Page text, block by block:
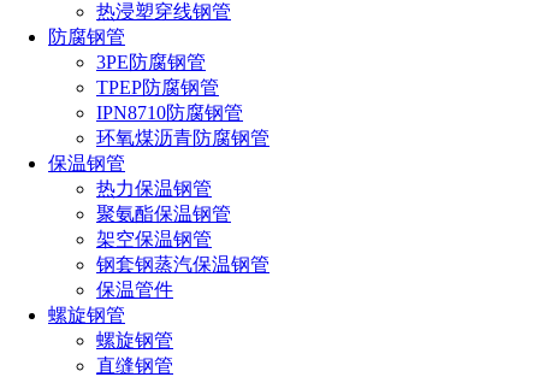
热浸塑穿线钢管
防腐钢管
3PE防腐钢管
TPEP防腐钢管
IPN8710防腐钢管
环氧煤沥青防腐钢管
保温钢管
热力保温钢管
聚氨酯保温钢管
架空保温钢管
钢套钢蒸汽保温钢管
保温管件
螺旋钢管
螺旋钢管
直缝钢管